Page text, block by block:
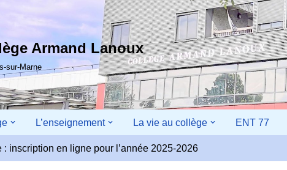
Armand Lanoux
sur-Marne
L’enseignement La vie au collège ENT 77
: inscription en ligne pour l’année 2025-2026